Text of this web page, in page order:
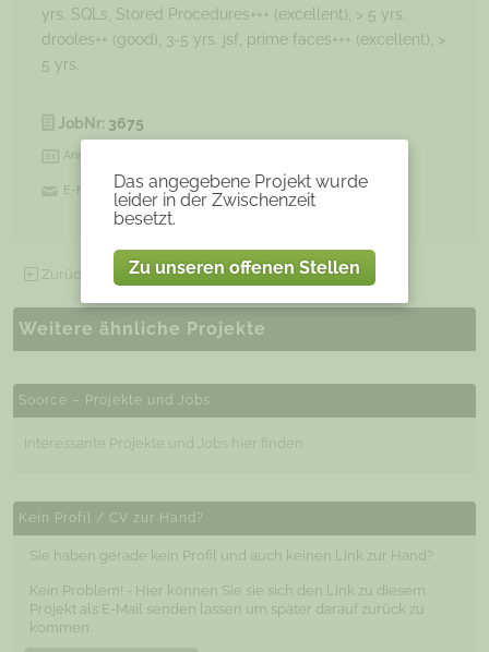
Das angegebene Projekt wurde
leider in der Zwischenzeit
besetzt.
Zu unseren offenen Stellen
yrs. SQLs, Stored Procedures+++ (excellent), > 5 yrs.
drooles++ (good), 3-5 yrs. jsf, prime faces+++ (excellent), >
5 yrs.
JobNr: 3675
Ansprechpartner:
E-Mail: Experten@soorce.de
Zurück zu allen offenen Projekten
Weitere ähnliche Projekte
Soorce – Projekte und Jobs
Interessante Projekte und Jobs hier finden
Kein Profil / CV zur Hand?
Sie haben gerade kein Profil und auch keinen Link zur Hand?
Kein Problem! - Hier können Sie sie sich den Link zu diesem
Projekt als E-Mail senden lassen um später darauf zurück zu
kommen.